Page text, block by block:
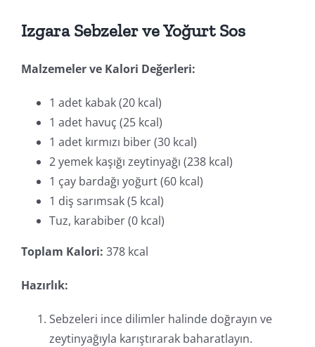
Izgara Sebzeler ve Yoğurt Sos
Malzemeler ve Kalori Değerleri:
1 adet kabak (20 kcal)
1 adet havuç (25 kcal)
1 adet kırmızı biber (30 kcal)
2 yemek kaşığı zeytinyağı (238 kcal)
1 çay bardağı yoğurt (60 kcal)
1 diş sarımsak (5 kcal)
Tuz, karabiber (0 kcal)
Toplam Kalori: 378 kcal
Hazırlık:
Sebzeleri ince dilimler halinde doğrayın ve
zeytinyağıyla karıştırarak baharatlayın.